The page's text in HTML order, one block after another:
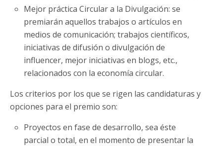
Mejor práctica Circular a la Divulgación: se
premiarán aquellos trabajos o artículos en
medios de comunicación; trabajos científicos,
iniciativas de difusión o divulgación de
influencer, mejor iniciativas en blogs, etc.,
relacionados con la economía circular.
Los criterios por los que se rigen las candidaturas y
opciones para el premio son:
Proyectos en fase de desarrollo, sea éste
parcial o total, en el momento de presentar la